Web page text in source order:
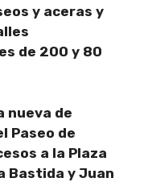
y aceras y
de 200 y 80
nueva de
Paseo de
a la Plaza
Bastida y Juan